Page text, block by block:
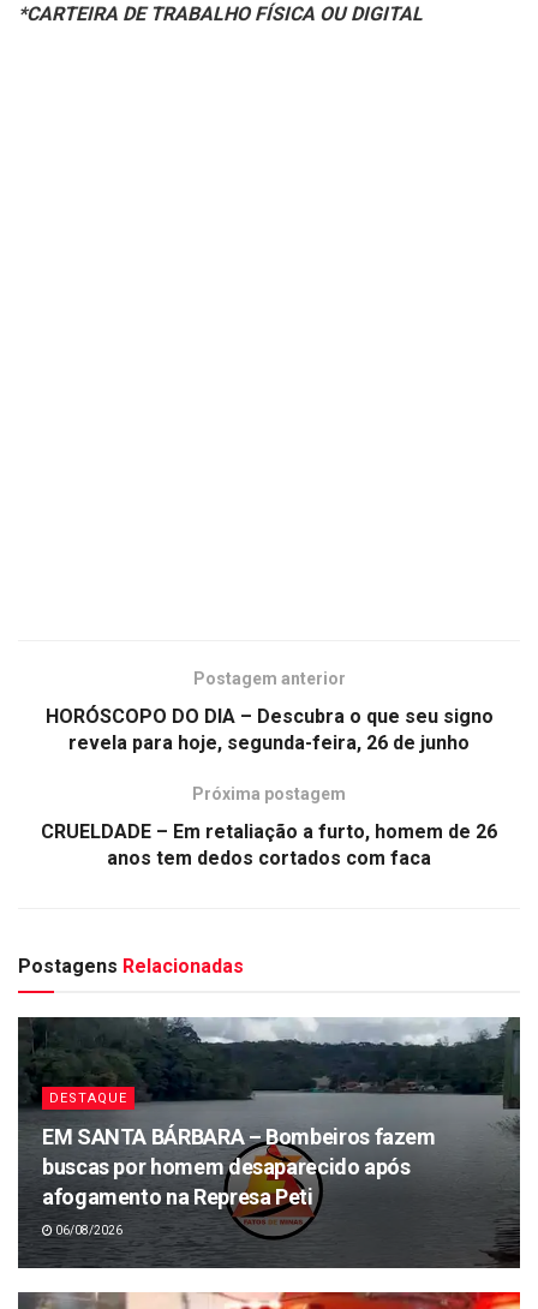
*CARTEIRA DE TRABALHO FÍSICA OU DIGITAL
Postagem anterior
HORÓSCOPO DO DIA – Descubra o que seu signo
revela para hoje, segunda-feira, 26 de junho
Próxima postagem
CRUELDADE – Em retaliação a furto, homem de 26
anos tem dedos cortados com faca
Postagens Relacionadas
DESTAQUE
EM SANTA BÁRBARA – Bombeiros fazem
buscas por homem desaparecido após
afogamento na Represa Peti
06/08/2026